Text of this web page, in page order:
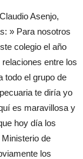
Asenjo,
» Para nosotros
colegio el año
entre los
todo el grupo de
te diría yo
es maravillosa y
hoy día los
de
los